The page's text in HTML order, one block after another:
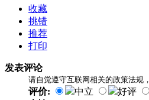
收藏
挑错
推荐
打印
发表评论
请自觉遵守互联网相关的政策法规
评价: 中立 好评